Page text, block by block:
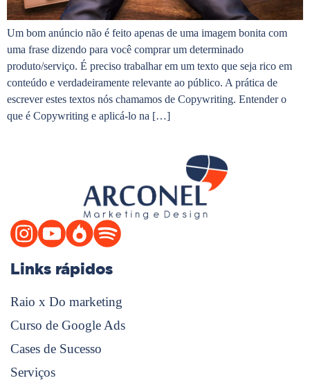
Um bom anúncio não é feito apenas de uma imagem bonita com
uma frase dizendo para você comprar um determinado
produto/serviço. É preciso trabalhar em um texto que seja rico em
conteúdo e verdadeiramente relevante ao público. A prática de
escrever estes textos nós chamamos de Copywriting. Entender o
que é Copywriting e aplicá-lo na […]
Links rápidos
Raio x Do marketing
Curso de Google Ads
Cases de Sucesso
Serviços